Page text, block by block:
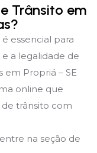
Trânsito em
essencial para
a legalidade de
em Propriá – SE
online que
trânsito com
na seção de